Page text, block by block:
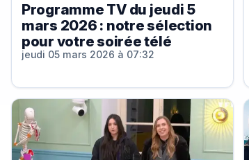
Programme TV du jeudi 5
mars 2026 : notre sélection
pour votre soirée télé
jeudi 05 mars 2026 à 07:32